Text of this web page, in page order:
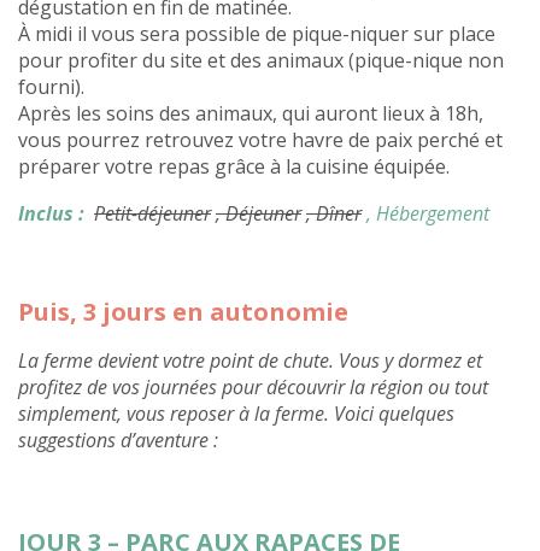
dégustation en fin de matinée.
À midi il vous sera possible de pique-niquer sur place
pour profiter du site et des animaux (pique-nique non
fourni).
Après les soins des animaux, qui auront lieux à 18h,
vous pourrez retrouvez votre havre de paix perché et
préparer votre repas grâce à la cuisine équipée.
Inclus : Petit-déjeuner, Déjeuner, Dîner, Hébergement
Puis, 3 jours en autonomie
La ferme devient votre point de chute. Vous y dormez et
profitez de vos journées pour découvrir la région ou tout
simplement, vous reposer à la ferme. Voici quelques
suggestions d’aventure :
JOUR 3 – PARC AUX RAPACES DE